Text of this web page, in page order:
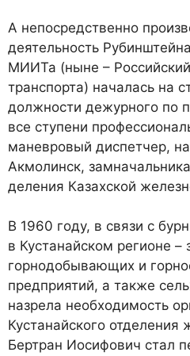
А непосредственно
деятельность
МИИТа (ныне –
транспорта) нача­лась на
должности дежурного по
все ступе­ни
маневровый диспетчер,
Акмолинск,
деления Казахской
В 1960 году, в связи с
в Кустанай­ском регионе –
горнодобывающих и
предприя­тий, а также
назрела необходимость
Кустанайского отделения
Бертран Иосифович стал